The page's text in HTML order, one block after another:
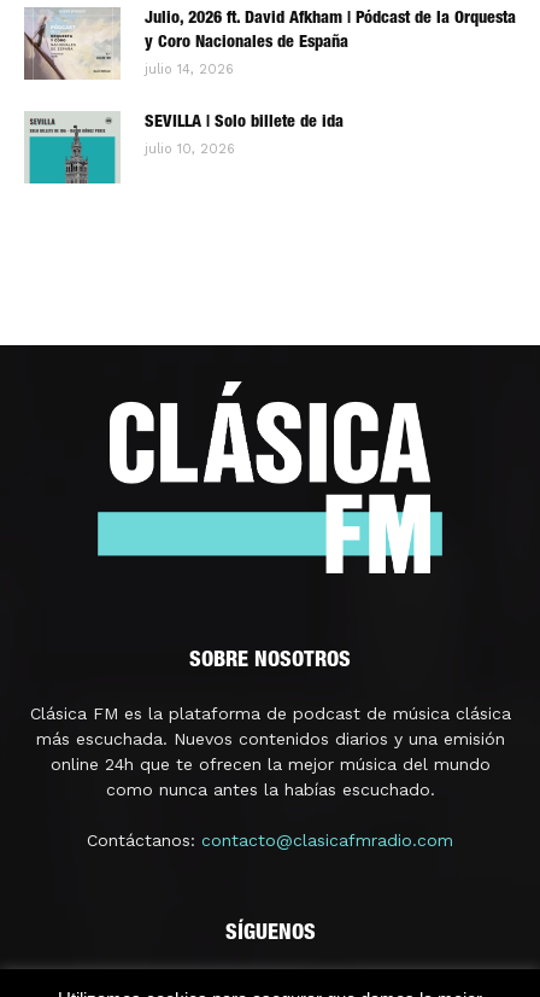
Julio, 2026 ft. David Afkham | Pódcast de la Orquesta
y Coro Nacionales de España
julio 14, 2026
SEVILLA | Solo billete de ida
julio 10, 2026
SOBRE NOSOTROS
Clásica FM es la plataforma de podcast de música clásica
más escuchada. Nuevos contenidos diarios y una emisión
online 24h que te ofrecen la mejor música del mundo
como nunca antes la habías escuchado.
Contáctanos: contacto@clasicafmradio.com
SÍGUENOS